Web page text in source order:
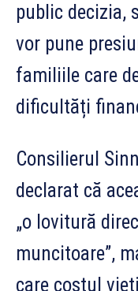
public decizia,
vor pune
familiile care
dificultăți
Consilierul
declarat că
„o lovitură
muncitoare”,
care costul